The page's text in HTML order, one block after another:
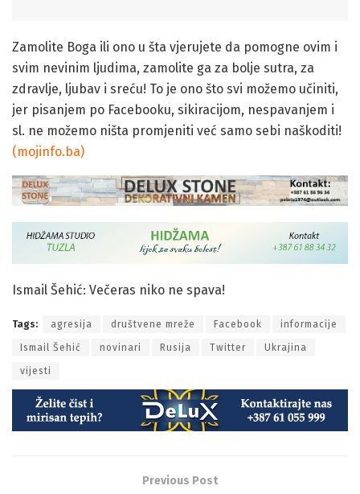
Zamolite Boga ili ono u šta vjerujete da pomogne ovim i
svim nevinim ljudima, zamolite ga za bolje sutra, za
zdravlje, ljubav i sreću! To je ono što svi možemo učiniti,
jer pisanjem po Facebooku, sikiracijom, nespavanjem i
sl. ne možemo ništa promjeniti već samo sebi naškoditi!
(mojinfo.ba)
Ismail Šehić: Večeras niko ne spava!
Tags: agresija društvene mreže Facebook informacije
Ismail Šehić novinari Rusija Twitter Ukrajina
vijesti
Previous Post